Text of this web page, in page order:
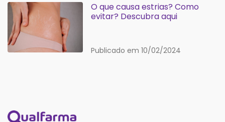
O que causa estrias? Como
evitar? Descubra aqui
Publicado em 10/02/2024